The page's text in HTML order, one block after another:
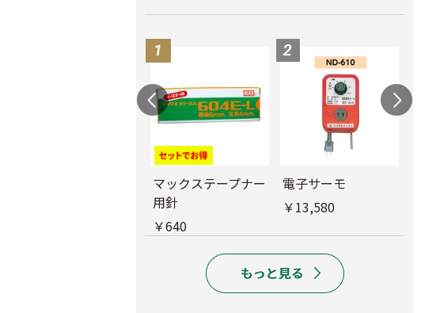
マックステープナー
用針
￥640
電子サーモ
￥13,580